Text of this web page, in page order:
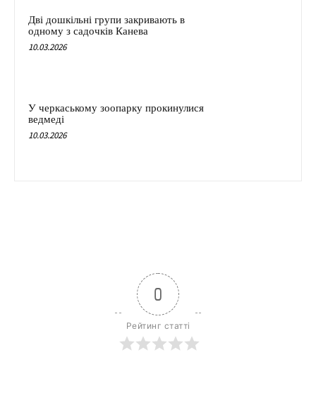
Дві дошкільні групи закривають в
одному з садочків Канева
10.03.2026
У черкаському зоопарку прокинулися
ведмеді
10.03.2026
0
Рейтинг статті